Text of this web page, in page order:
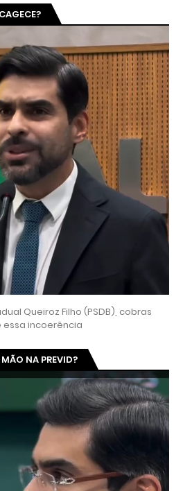
Queiroz Filho (PSDB), cobras
incoerência
NA PREVID?